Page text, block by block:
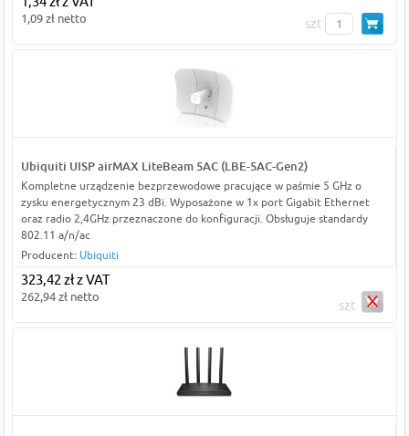
1,09 zł netto szt
Ubiquiti UISP airMAX LiteBeam 5AC (LBE-5AC-Gen2)
Kompletne urządzenie bezprzewodowe pracujące w paśmie 5 GHz o
zysku energetycznym 23 dBi. Wyposażone w 1x port Gigabit Ethernet
oraz radio 2,4GHz przeznaczone do konfiguracji. Obsługuje standardy
802.11 a/n/ac
Producent: Ubiquiti
323,42 zł z VAT
262,94 zł netto
szt